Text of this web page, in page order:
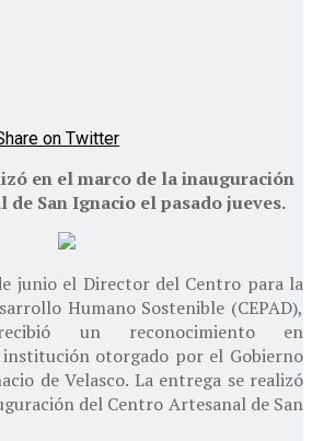
on Twitter
en el marco de la inauguración
de San Ignacio el pasado jueves.
junio el Director del Centro para la
Humano Sostenible (CEPAD),
un reconocimiento en
otorgado por el Gobierno
de Velasco. La entrega se realizó
del Centro Artesanal de San